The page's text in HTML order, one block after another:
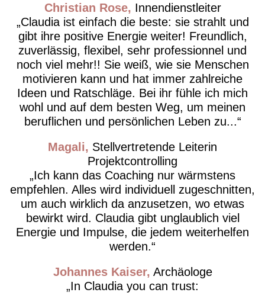
Christian Rose
Innendienstleiter
Claudia ist einfach die beste: sie strahlt und
gibt ihre positive Energie weiter! Freundlich,
zuverlässig, flexibel, sehr professionnel und
noch viel mehr!! Sie weiß, wie sie Menschen
motivieren kann und hat immer zahlreiche
Ideen und Ratschläge. Bei ihr fühle ich mich
wohl und auf dem besten Weg, um meinen
beruflichen und persönlichen Leben zu...
Magali
Stellvertretende Leiterin
Projektcontrolling
Ich kann das Coaching nur wärmstens
empfehlen. Alles wird individuell zugeschnitten,
um auch wirklich da anzusetzen, wo etwas
bewirkt wird. Claudia gibt unglaublich viel
Energie und Impulse, die jedem weiterhelfen
werden.
Johannes Kaiser Archäologe
In Claudia you can trust: